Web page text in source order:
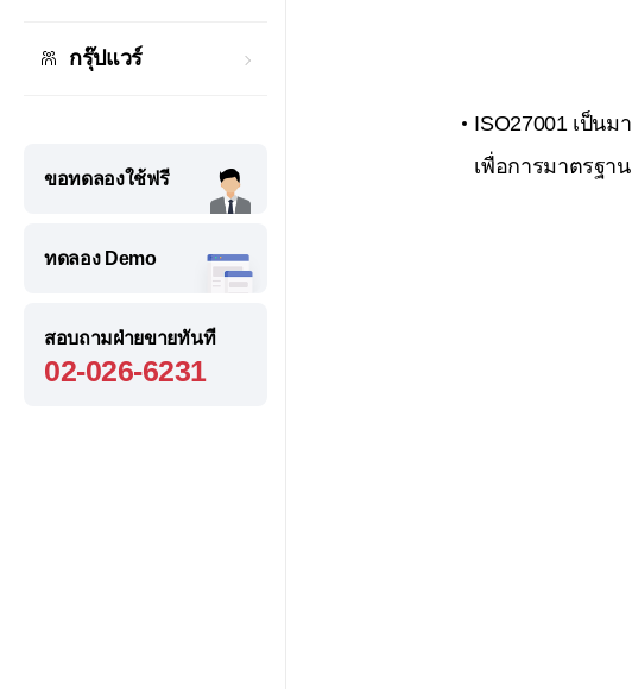
กรุ๊ปแวร์
ขอทดลองใช้ฟรี
ทดลอง Demo
สอบถามฝ่ายขายทันที
02-026-6231
ISO27001 เป็น
เพื่อการมาตรฐา